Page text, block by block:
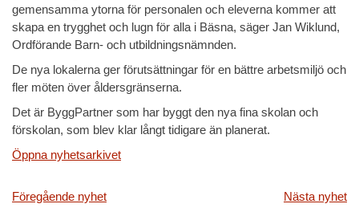
gemensamma ytorna för personalen och eleverna kommer att
skapa en trygghet och lugn för alla i Bäsna, säger Jan Wiklund,
Ordförande Barn- och utbildningsnämnden.
De nya lokalerna ger förutsättningar för en bättre arbetsmiljö och
fler möten över åldersgränserna.
Det är ByggPartner som har byggt den nya fina skolan och
förskolan, som blev klar långt tidigare än planerat.
Öppna nyhetsarkivet
Inläggsnavigering
Föregående nyhet Nästa nyhet